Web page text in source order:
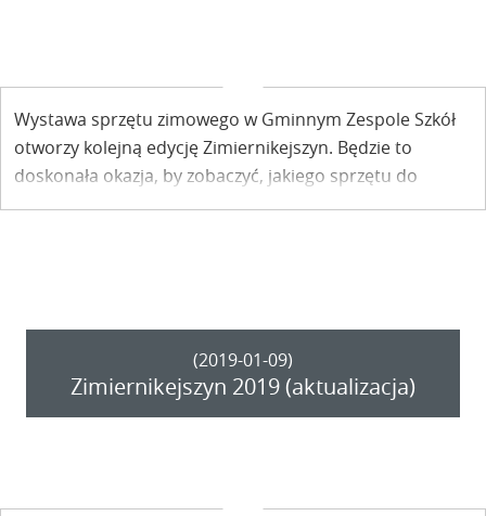
Wystawa sprzętu zimowego w Gminnym Zespole Szkół
otworzy kolejną edycję Zimiernikejszyn. Będzie to
doskonała okazja, by zobaczyć, jakiego sprzętu do
uprawiania sportów zimowych używali jeszcze nie tak
(2019-01-09)
Zimiernikejszyn 2019 (aktualizacja)